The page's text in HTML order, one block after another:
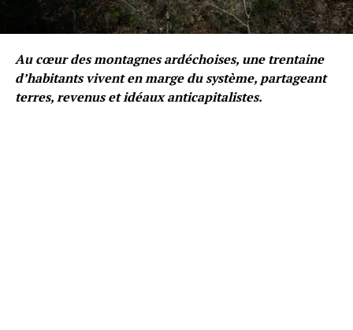
Au cœur des montagnes ardéchoises, une trentaine
d’habitants vivent en marge du système, partageant
terres, revenus et idéaux anticapitalistes.